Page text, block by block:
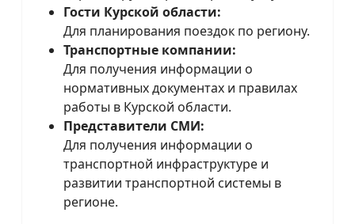
Гости Курской области:
Для планирования поездок по региону.
Транспортные компании:
Для получения информации о
нормативных документах и правилах
работы в Курской области.
Представители СМИ:
Для получения информации о
транспортной инфраструктуре и
развитии транспортной системы в
регионе.